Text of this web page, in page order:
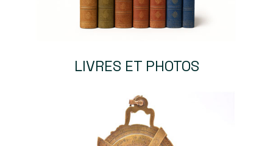
LIVRES ET PHOTOS